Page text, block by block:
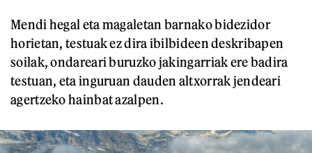
Mendi hegal eta magaletan barnako bidezidor
horietan, testuak ez dira ibilbideen deskribapen
soilak, ondareari buruzko jakingarriak ere badira
testuan, eta inguruan dauden altxorrak jendeari
agertzeko hainbat azalpen.